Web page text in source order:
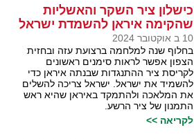
כישלון ציר השקר והאשליות
שהקימה איראן להשמדת ישראל
10 ב אוקטובר 2024
בחלוף שנה למלחמה ברצועת עזה ובחזית
הצפון אפשר לראות סימנים ראשונים
לקריסת ציר ההתנגדות שבנתה איראן כדי
להשמיד את ישראל. ישראל צריכה להשלים
את המלאכה ולהתמקד באיראן שהיא ראש
התמנון של ציר הרשע.
לקריאה >>